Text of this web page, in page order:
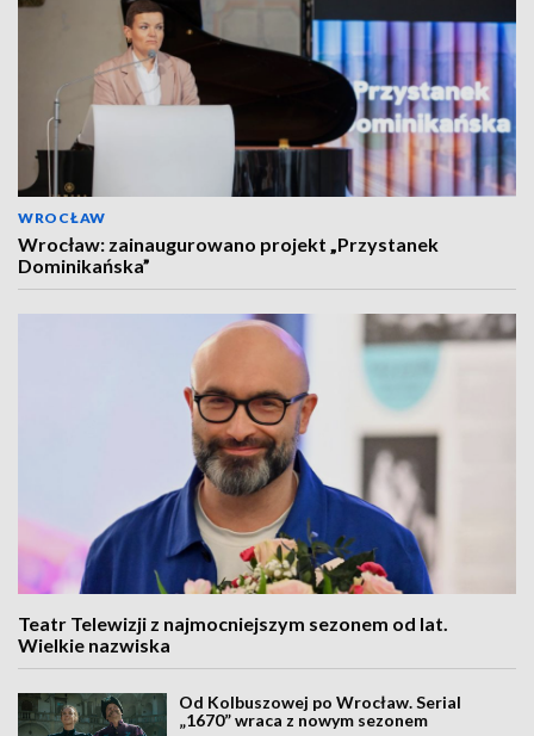
WROCŁAW
Wrocław: zainaugurowano projekt „Przystanek
Dominikańska”
Teatr Telewizji z najmocniejszym sezonem od lat.
Wielkie nazwiska
Od Kolbuszowej po Wrocław. Serial
„1670” wraca z nowym sezonem